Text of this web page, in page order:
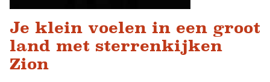
Je klein voelen in een groot
land met sterrenkijken
Zion